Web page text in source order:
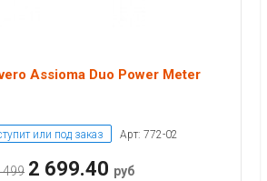
Assioma Duo Power Meter
или под заказ Арт: 772-02
499 2 699.40 руб